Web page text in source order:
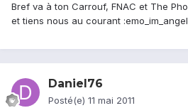
Bref va à ton Carrouf, FNAC et The
et tiens nous au courant
Daniel76
Posté(e) 11 mai 2011